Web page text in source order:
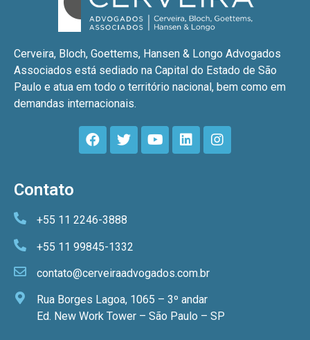
Cerveira, Bloch, Goettems, Hansen & Longo Advogados
Associados está sediado na Capital do Estado de São
Paulo e atua em todo o território nacional, bem como em
demandas internacionais.
Contato
+55 11 2246-3888
+55 11 99845-1332
contato@cerveiraadvogados.com.br
Rua Borges Lagoa, 1065 – 3º andar
Ed. New Work Tower – São Paulo – SP